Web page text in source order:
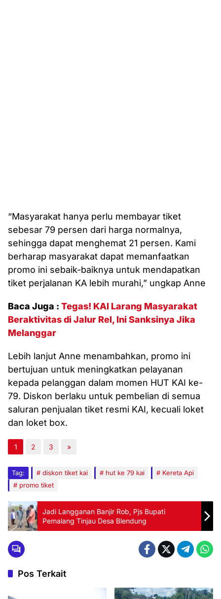
“Masyarakat hanya perlu membayar tiket
sebesar 79 persen dari harga normalnya,
sehingga dapat menghemat 21 persen. Kami
berharap masyarakat dapat memanfaatkan
promo ini sebaik-baiknya untuk mendapatkan
tiket perjalanan KA lebih murahi,” ungkap Anne
Baca Juga : Tegas! KAI Larang Masyarakat
Beraktivitas di Jalur Rel, Ini Sanksinya Jika
Melanggar
Lebih lanjut Anne menambahkan, promo ini
bertujuan untuk meningkatkan pelayanan
kepada pelanggan dalam momen HUT KAI ke-
79. Diskon berlaku untuk pembelian di semua
saluran penjualan tiket resmi KAI, kecuali loket
dan loket box.
1 2 3 »
Tag: diskon tiket kai hut ke 79 kai
Kereta Api
promo tiket
Jadi Langganan Banjir Rob, Pjs Bupati
Pemalang Tinjau Desa Blendung
Pos Terkait